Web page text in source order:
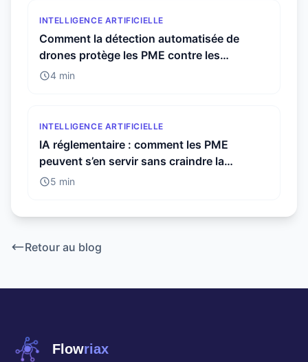
INTELLIGENCE ARTIFICIELLE
Comment la détection automatisée de
drones protège les PME contre les
menaces invisibles
4 min
INTELLIGENCE ARTIFICIELLE
IA réglementaire : comment les PME
peuvent s’en servir sans craindre la
conformité
5 min
Retour au blog
Flowriax